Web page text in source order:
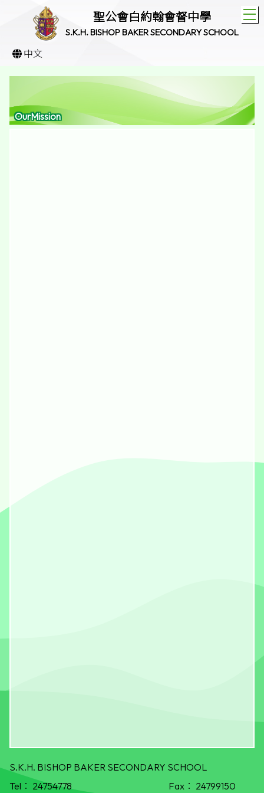
聖公會白約翰會督中學
S.K.H. BISHOP BAKER SECONDARY SCHOOL
中文
OurMission
S.K.H. BISHOP BAKER SECONDARY SCHOOL
Tel： 24754778 Fax： 24799150